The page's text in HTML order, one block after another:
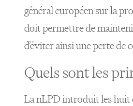
général européen sur la
doit permettre de
d’éviter ainsi une perte
Quels sont les
La nLPD introduit les huit